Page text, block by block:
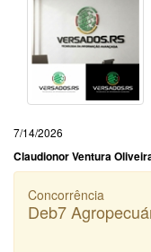
7/14/2026
Claudionor Ventura
Concorrência
Deb7